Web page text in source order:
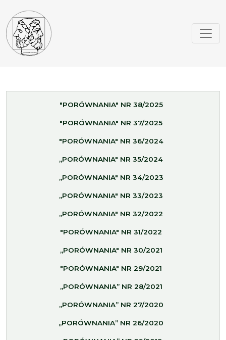
"PORÓWNANIA" NR 38/2025
"PORÓWNANIA" NR 37/2025
"PORÓWNANIA" NR 36/2024
„PORÓWNANIA" NR 35/2024
„PORÓWNANIA" NR 34/2023
„PORÓWNANIA" NR 33/2023
„PORÓWNANIA" NR 32/2022
"PORÓWNANIA" NR 31/2022
„PORÓWNANIA" NR 30/2021
"PORÓWNANIA" NR 29/2021
„PORÓWNANIA” NR 28/2021
„PORÓWNANIA” NR 27/2020
„PORÓWNANIA” NR 26/2020